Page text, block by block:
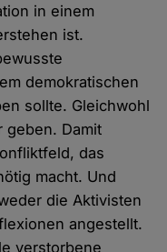
in einem
ist.
demokratischen
sollte. Gleichwohl
geben. Damit
das
macht. Und
die Aktivisten
angestellt.
verstorbene